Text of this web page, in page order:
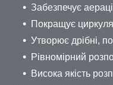
Забезпечує
Покращує
Утворює дрібні,
Рівномірний
Висока якість